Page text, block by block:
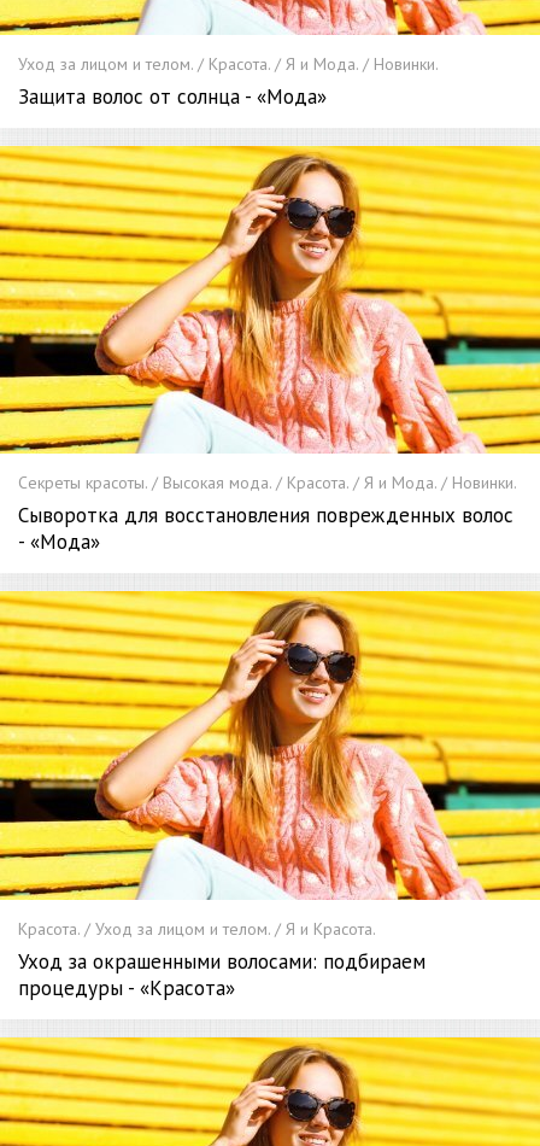
Уход за лицом и телом. / Красота. / Я и Мода. / Новинки.
Защита волос от солнца - «Мода»
Секреты красоты. / Высокая мода. / Красота. / Я и Мода. / Новинки.
Сыворотка для восстановления поврежденных волос
- «Мода»
Красота. / Уход за лицом и телом. / Я и Красота.
Уход за окрашенными волосами: подбираем
процедуры - «Красота»